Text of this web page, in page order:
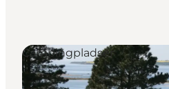
Oplevelser
Øhop
Outdoor
Campingpladser